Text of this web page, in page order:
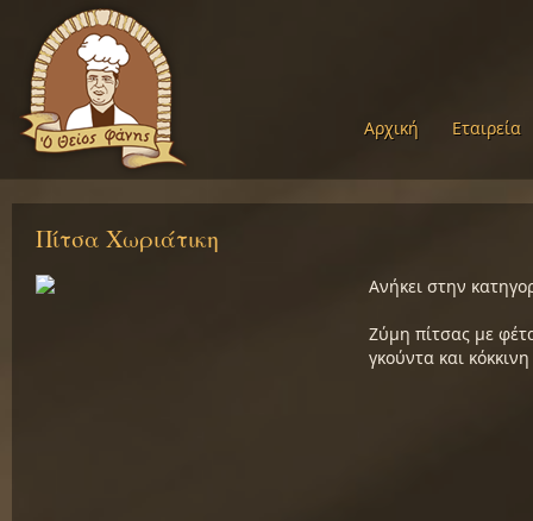
Αρχική Εταιρεία
Πίτσα Χωριάτικη
Ανήκει στην
Ζύμη πίτσας με
γκούντα και